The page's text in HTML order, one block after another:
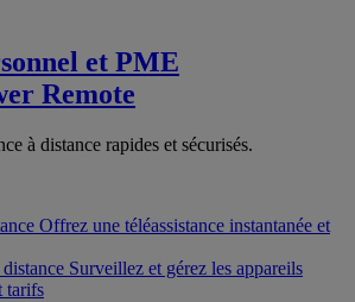
et PME
Remote
à distance rapides et sécurisés.
Offrez une téléassistance instantanée et
Surveillez et gérez les appareils
tarifs